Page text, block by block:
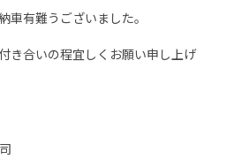
車有難うございました。
き合いの程宜しくお願い申し上げ